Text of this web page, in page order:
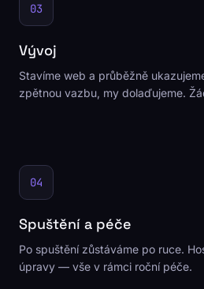
03
Vývoj
Stavíme web a průběžně
zpětnou vazbu, my dolaďujeme.
04
Spuštění a péče
Po spuštění zůstáváme po ruce.
úpravy — vše v rámci roční péče.